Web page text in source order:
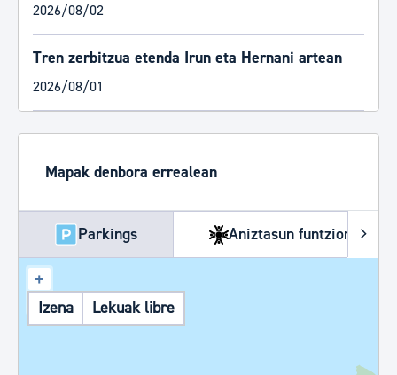
2026/08/02
Tren zerbitzua etenda Irun eta Hernani artean
2026/08/01
Mapak denbora errealean
Parkings Aniztasun funtzionala
+
−
Izena Lekuak libre